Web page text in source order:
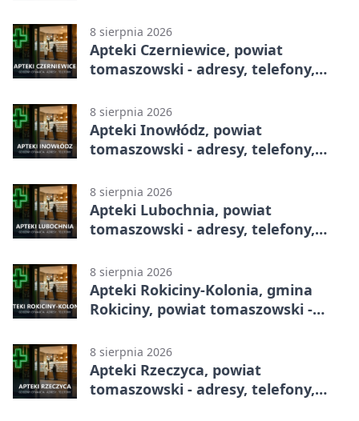
8 sierpnia 2026
Apteki Czerniewice, powiat
tomaszowski - adresy, telefony,
8 sierpnia 2026
Apteki Inowłódz, powiat
tomaszowski - adresy, telefony,
8 sierpnia 2026
Apteki Lubochnia, powiat
tomaszowski - adresy, telefony,
8 sierpnia 2026
Apteki Rokiciny-Kolonia, gmina
Rokiciny, powiat tomaszowski -
8 sierpnia 2026
Apteki Rzeczyca, powiat
tomaszowski - adresy, telefony,